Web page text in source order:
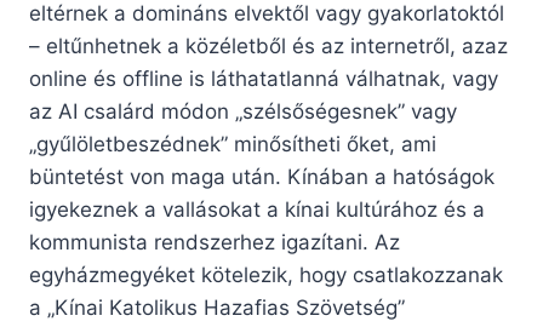
eltérnek a domináns elvektől vagy gyakorlatoktól
– eltűnhetnek a közéletből és az internetről, azaz
online és offline is láthatatlanná válhatnak, vagy
az AI csalárd módon „szélsőségesnek” vagy
„gyűlöletbeszédnek” minősítheti őket, ami
büntetést von maga után. Kínában a hatóságok
igyekeznek a vallásokat a kínai kultúrához és a
kommunista rendszerhez igazítani. Az
egyházmegyéket kötelezik, hogy csatlakozzanak
a „Kínai Katolikus Hazafias Szövetség”